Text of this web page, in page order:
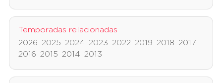
Temporadas relacionadas
2026
2025 2024 2023 2022 2019 2018
2017
2016
2015 2014 2013